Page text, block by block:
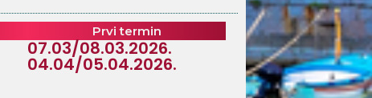
Prvi termin
07.03/08.03.2026.
04.04/05.04.2026.